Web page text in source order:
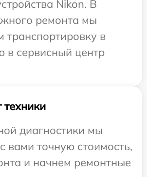
Nikon. В
ремонта мы
транспортировку в
в сервисный центр
техники
диагностики мы
вами точную стоимость,
и начнем ремонтные